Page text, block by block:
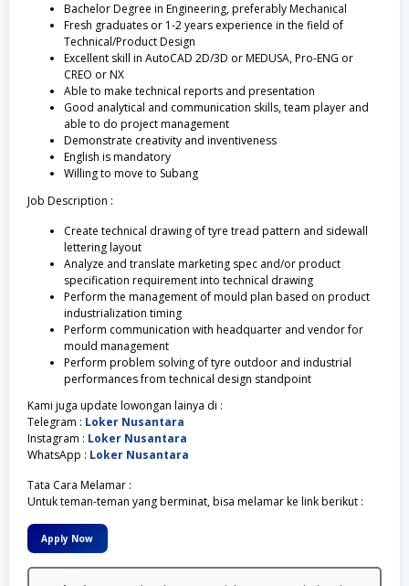
Bachelor Degree in Engineering, preferably Mechanical
Fresh graduates or 1-2 years experience in the field of
Technical/Product Design
Excellent skill in AutoCAD 2D/3D or MEDUSA, Pro-ENG or
CREO or NX
Able to make technical reports and presentation
Good analytical and communication skills, team player and
able to do project management
Demonstrate creativity and inventiveness
English is mandatory
Willing to move to Subang
Job Description :
Create technical drawing of tyre tread pattern and sidewall
lettering layout
Analyze and translate marketing spec and/or product
specification requirement into technical drawing
Perform the management of mould plan based on product
industrialization timing
Perform communication with headquarter and vendor for
mould management
Perform problem solving of tyre outdoor and industrial
performances from technical design standpoint
Kami juga update lowongan lainya di :
Telegram : Loker Nusantara
Instagram : Loker Nusantara
WhatsApp : Loker Nusantara
Tata Cara Melamar :
Untuk teman-teman yang berminat, bisa melamar ke link berikut :
Apply Now